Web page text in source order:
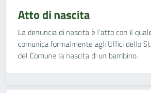
Atto di nascita
La denuncia di nascita è l'atto con il
comunica formalmente agli Uffici dello
del Comune la nascita di un bambino.